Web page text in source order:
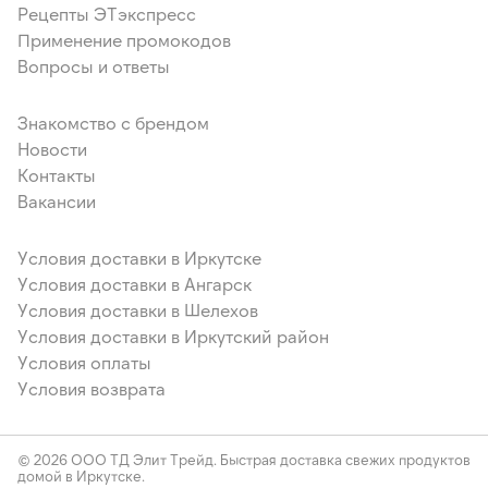
Рецепты ЭТэкспресс
Применение промокодов
Вопросы и ответы
Знакомство с брендом
Новости
Контакты
Вакансии
Условия доставки в Иркутске
Условия доставки в Ангарск
Условия доставки в Шелехов
Условия доставки в Иркутский район
Условия оплаты
Условия возврата
© 2026 ООО ТД Элит Трейд. Быстрая доставка свежих продуктов
домой в Иркутске.